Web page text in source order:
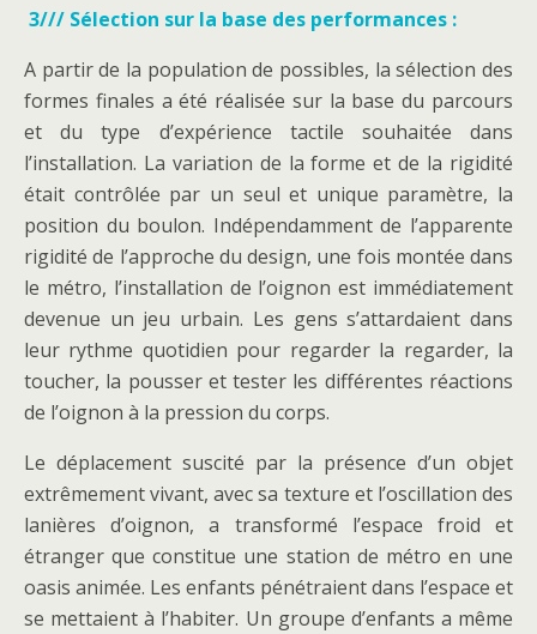
3/// Sélection sur la base des performances :
A partir de la population de possibles, la sélection des
formes finales a été réalisée sur la base du parcours
et du type d’expérience tactile souhaitée dans
l’installation. La variation de la forme et de la rigidité
était contrôlée par un seul et unique paramètre, la
position du boulon. Indépendamment de l’apparente
rigidité de l’approche du design, une fois montée dans
le métro, l’installation de l’oignon est immédiatement
devenue un jeu urbain. Les gens s’attardaient dans
leur rythme quotidien pour regarder la regarder, la
toucher, la pousser et tester les différentes réactions
de l’oignon à la pression du corps.
Le déplacement suscité par la présence d’un objet
extrêmement vivant, avec sa texture et l’oscillation des
lanières d’oignon, a transformé l’espace froid et
étranger que constitue une station de métro en une
oasis animée. Les enfants pénétraient dans l’espace et
se mettaient à l’habiter. Un groupe d’enfants a même